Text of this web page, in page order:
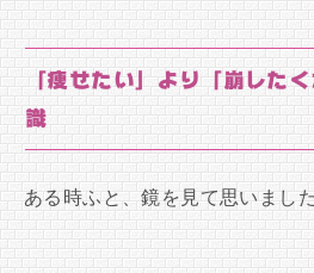
「痩せたい」より「崩した
識
ある時ふと、鏡を見て思いました